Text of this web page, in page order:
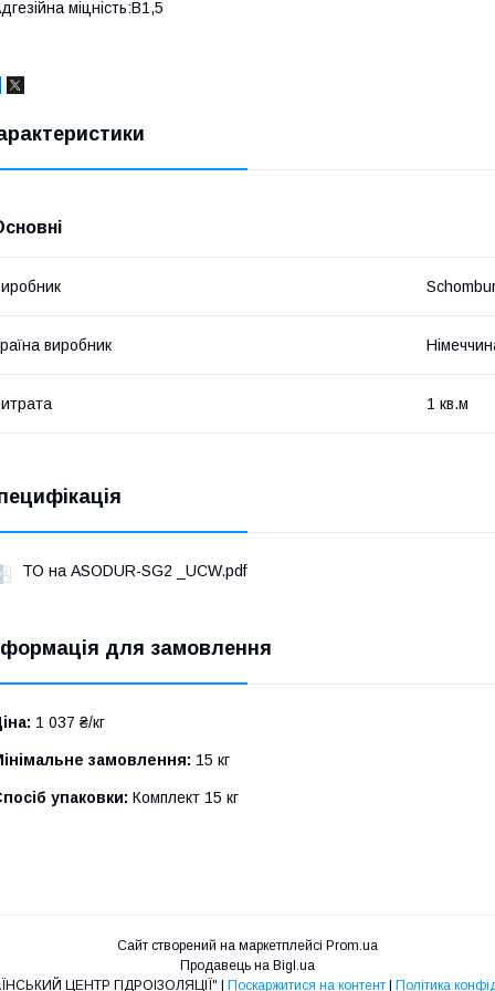
міцність:В1,5
виробник
1 кв.м
ТО на ASODUR-SG2 _UCW.pdf
для замовлення
1 037 ₴/кг
замовлення: 15 кг
упаковки: Комплект 15 кг
Сайт створений на маркетплейсі Prom.ua
Продавець на Bigl.ua
Поскаржитися на контент Політика